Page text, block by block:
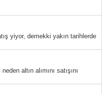
yiyor, demekki yakın tarihlerde
altın alımını satışını